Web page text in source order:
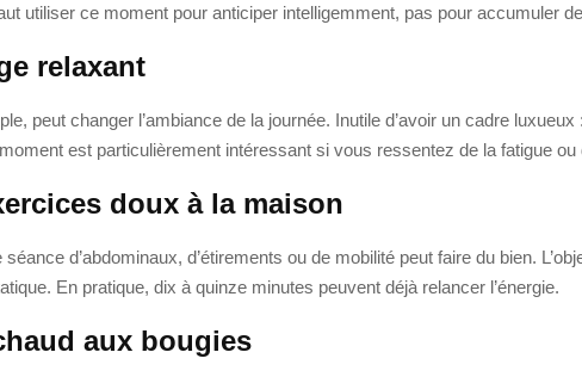
utiliser ce moment pour anticiper intelligemment, pas pour accumuler
relaxant
peut changer l’ambiance de la journée. Inutile d’avoir un cadre
est particulièrement intéressant si vous ressentez de la fatigue
doux à la maison
d’abdominaux, d’étirements ou de mobilité peut faire du bien.
En pratique, dix à quinze minutes peuvent déjà relancer l’énergie.
aux bougies